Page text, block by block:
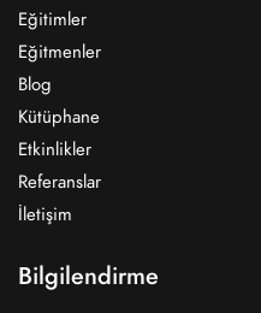
Eğitimler
Eğitmenler
Blog
Kütüphane
Etkinlikler
Referanslar
İletişim
Bilgilendirme